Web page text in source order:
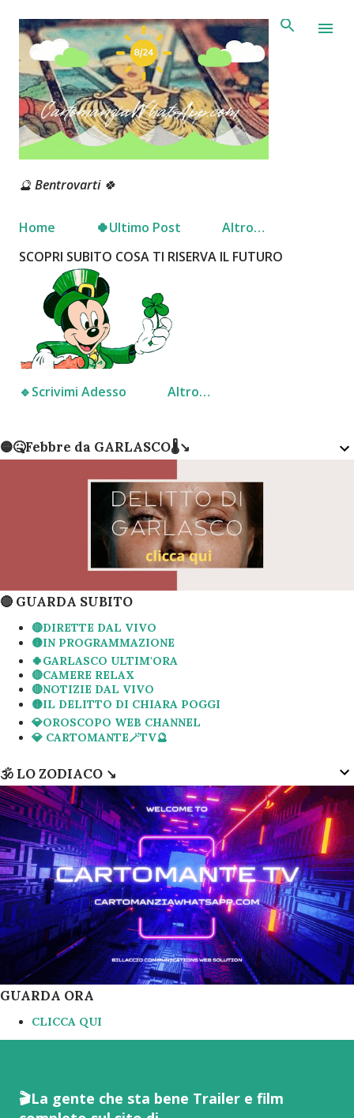
Passa ai contenuti principali
🔮 Bentrovarti 🍀
Home 🍀Ultimo Post
Altro…
SCOPRI SUBITO COSA TI RISERVA IL FUTURO
🔹️Scrivimi Adesso Altro…
🟡🤒Febbre da GARLASCO🌡↘️
🔴 GUARDA SUBITO
🔴DIRETTE DAL VIVO
🟡IN PROGRAMMAZIONE
🍀GARLASCO ULTIM'ORA
🔴CAMERE RELAX
🔴NOTIZIE DAL VIVO
🟡IL DELITTO DI CHIARA POGGI
💎OROSCOPO WEB CHANNEL
💎 CARTOMANTE🪄TV🔮
🕉 LO ZODIACO ↘️
GUARDA ORA
CLICCA QUI
🎬La gente che sta bene Trailer e film